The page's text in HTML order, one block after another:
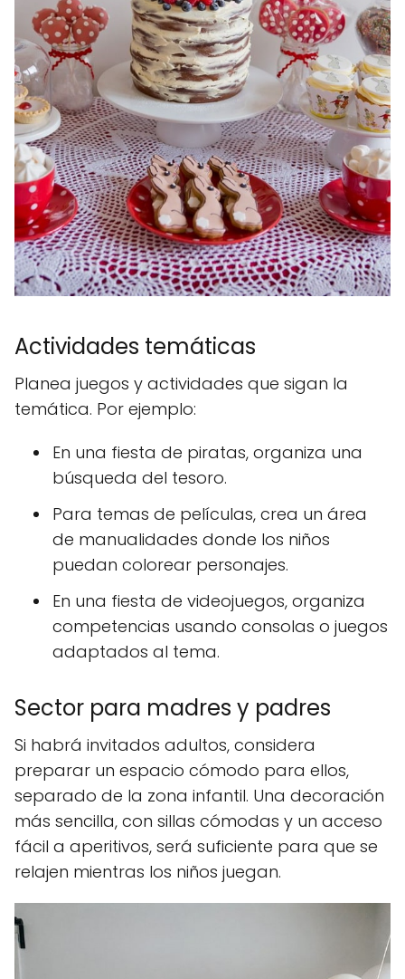
Actividades temáticas
Planea juegos y actividades que sigan la
temática. Por ejemplo:
En una fiesta de piratas, organiza una
búsqueda del tesoro.
Para temas de películas, crea un área
de manualidades donde los niños
puedan colorear personajes.
En una fiesta de videojuegos, organiza
competencias usando consolas o juegos
adaptados al tema.
Sector para madres y padres
Si habrá invitados adultos, considera
preparar un espacio cómodo para ellos,
separado de la zona infantil. Una decoración
más sencilla, con sillas cómodas y un acceso
fácil a aperitivos, será suficiente para que se
relajen mientras los niños juegan.